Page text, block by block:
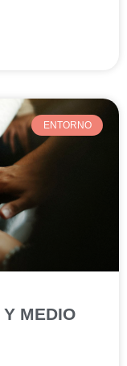
ENTORNO
MEDIO